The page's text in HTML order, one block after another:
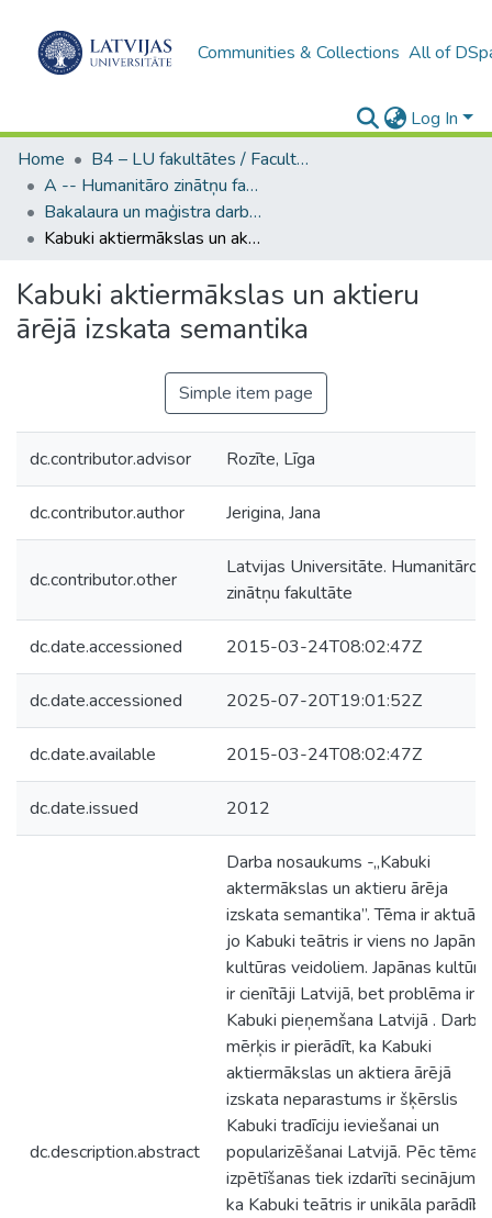
Communities & Collections All of
Log In
Home
B4 – LU fakultātes / Faculties of the UL
A -- Humanitāro zinātņu fakultāte / Faculty of Humanities
Bakalaura un maģistra darbi (HZF) / Bachelor's and Master's theses
Kabuki aktiermākslas un aktieru ārējā izskata semantika
Kabuki aktiermākslas un aktieru
ārējā izskata semantika
Simple item page
dc.contributor.advisor Rozīte, Līga
dc.contributor.author Jerigina, Jana
dc.contributor.other
Latvijas Universitāte. Humanitāro
zinātņu fakultāte
dc.date.accessioned 2015-03-24T08:02:47Z
dc.date.accessioned 2025-07-20T19:01:52Z
dc.date.available 2015-03-24T08:02:47Z
dc.date.issued 2012
dc.description.abstract
Darba nosaukums -„Kabuki
aktermākslas un aktieru ārēja
izskata semantika”. Tēma ir aktuāla,
jo Kabuki teātris ir viens no Japānas
kultūras veidoliem. Japānas kultūrai
ir cienītāji Latvijā, bet problēma ir
Kabuki pieņemšana Latvijā . Darba
mērķis ir pierādīt, ka Kabuki
aktiermākslas un aktiera ārējā
izskata neparastums ir šķērslis
Kabuki tradīciju ieviešanai un
popularizēšanai Latvijā. Pēc tēmas
izpētīšanas tiek izdarīti secinājumi,
ka Kabuki teātris ir unikāla